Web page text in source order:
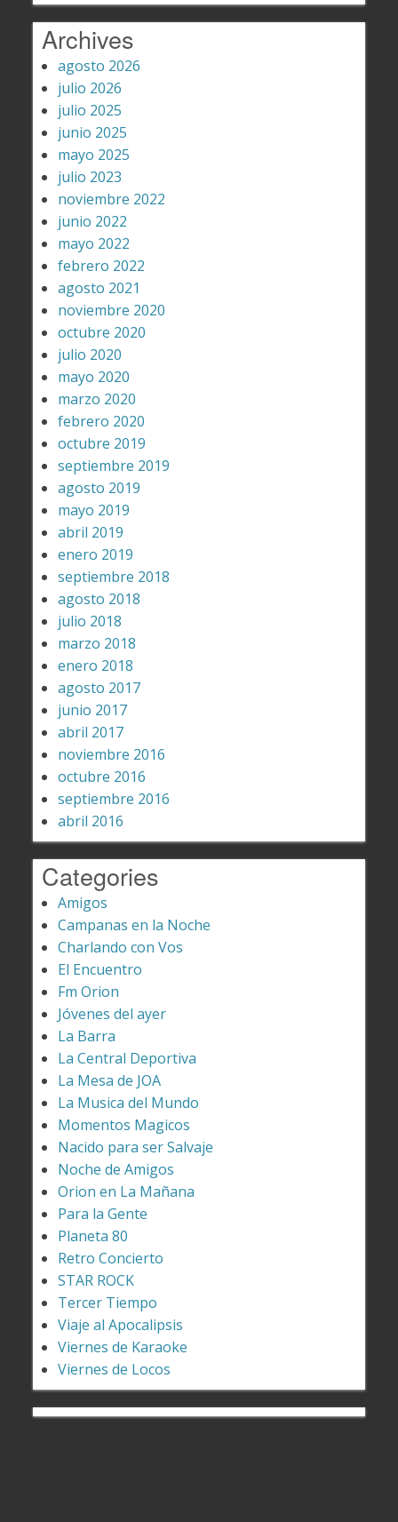
Archives
agosto 2026
julio 2026
julio 2025
junio 2025
mayo 2025
julio 2023
noviembre 2022
junio 2022
mayo 2022
febrero 2022
agosto 2021
noviembre 2020
octubre 2020
julio 2020
mayo 2020
marzo 2020
febrero 2020
octubre 2019
septiembre 2019
agosto 2019
mayo 2019
abril 2019
enero 2019
septiembre 2018
agosto 2018
julio 2018
marzo 2018
enero 2018
agosto 2017
junio 2017
abril 2017
noviembre 2016
octubre 2016
septiembre 2016
abril 2016
Categories
Amigos
Campanas en la Noche
Charlando con Vos
El Encuentro
Fm Orion
Jóvenes del ayer
La Barra
La Central Deportiva
La Mesa de JOA
La Musica del Mundo
Momentos Magicos
Nacido para ser Salvaje
Noche de Amigos
Orion en La Mañana
Para la Gente
Planeta 80
Retro Concierto
STAR ROCK
Tercer Tiempo
Viaje al Apocalipsis
Viernes de Karaoke
Viernes de Locos